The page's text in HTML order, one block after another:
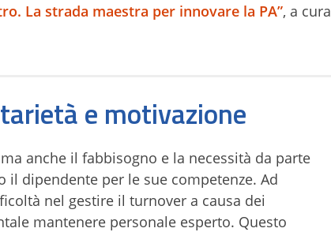
La strada maestra per innovare la PA”, a cura
e motivazione
anche il fabbisogno e la necessità da parte
dipendente per le sue competenze. Ad
nel gestire il turnover a causa dei
mantenere personale esperto. Questo